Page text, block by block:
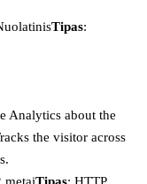
Tipas:
Analytics about the
the visitor across
metaiTipas: HTTP